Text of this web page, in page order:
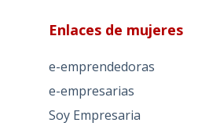
Enlaces de mujeres
e-emprendedoras
e-empresarias
Soy Empresaria